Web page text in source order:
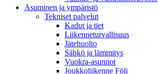
Asuminen ja ympäristö
Tekniset palvelut
Kadut ja tiet
Liikenneturvallisuus
Jätehuolto
Sähkö ja lämmitys
Vuokra-asunnot
Joukkoliikenne Föli